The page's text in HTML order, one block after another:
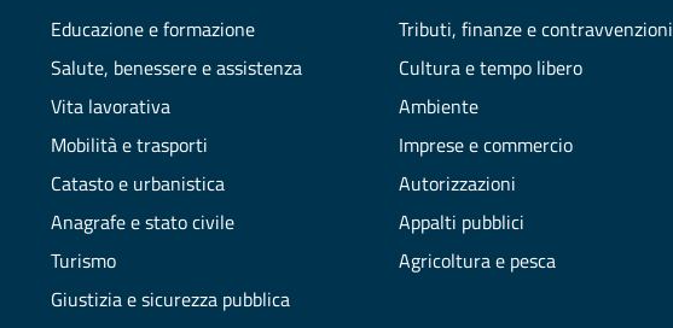
Educazione e formazione
Salute, benessere e assistenza
Vita lavorativa
Mobilità e trasporti
Catasto e urbanistica
Anagrafe e stato civile
Turismo
Giustizia e sicurezza pubblica
Tributi, finanze e contravvenzioni
Cultura e tempo libero
Ambiente
Imprese e commercio
Autorizzazioni
Appalti pubblici
Agricoltura e pesca